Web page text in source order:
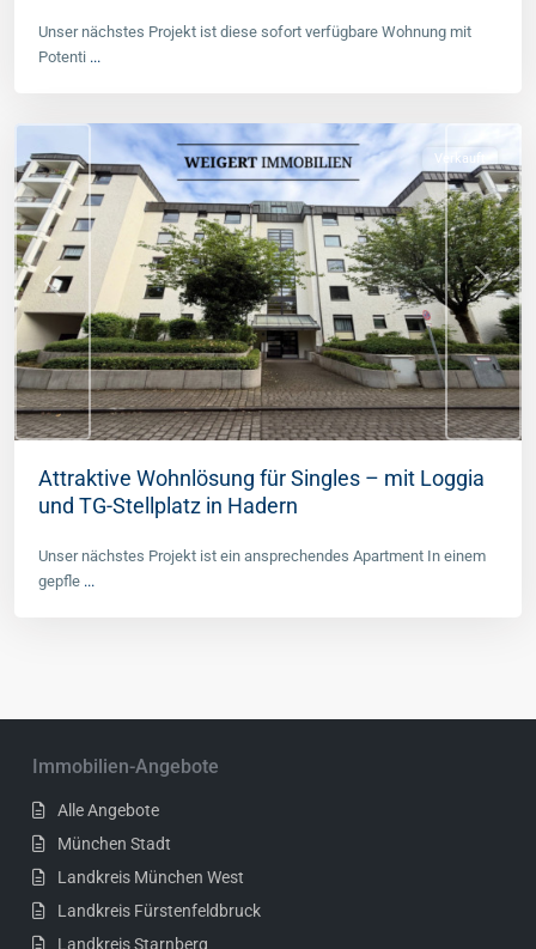
Unser nächstes Projekt ist diese sofort verfügbare Wohnung mit
Potenti ...
Previous Next
Verkauft
Attraktive Wohnlösung für Singles – mit Loggia
und TG-Stellplatz in Hadern
Unser nächstes Projekt ist ein ansprechendes Apartment In einem
gepfle ...
Immobilien-Angebote
Alle Angebote
München Stadt
Landkreis München West
Landkreis Fürstenfeldbruck
Landkreis Starnberg